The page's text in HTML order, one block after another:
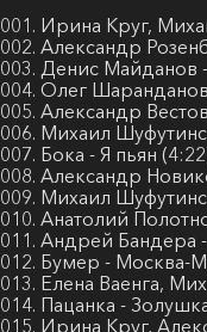
001. Ирина Круг,
002. Александр
003. Денис Майданов
004. Олег
005. Александр
006. Михаил
007. Бока - Я пьян
008. Александр
009. Михаил
010. Анатолий
011. Андрей Бандера
012. Бумер - Москва-
013. Елена Ваенга,
014. Пацанка -
015. Ирина Круг,